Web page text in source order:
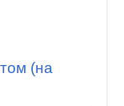
(на